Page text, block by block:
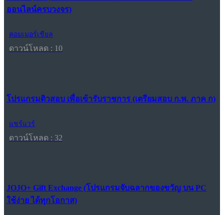
ออนไลน์ครบวงจร)
คอมเมอร์เชียล
ดาวน์โหลด : 10
โปรแกรมติวสอบ เพื่อเข้ารับราชการ (เตรียมสอบ ก.พ. ภาค ก)
แชร์แวร์
ดาวน์โหลด : 32
JOJO+ Gift Exchange (โปรแกรมจับฉลากของขวัญ บน PC
ใช้ง่าย ได้ทุกโอกาส)